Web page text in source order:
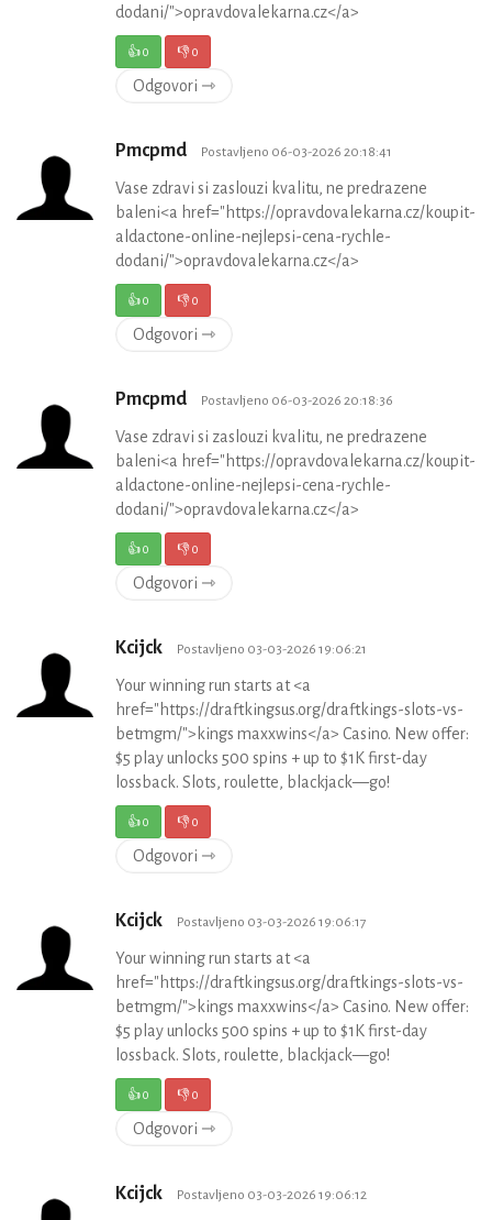
dodani/">opravdovalekarna.cz</a>
👍0 👎0
Odgovori ⇾
Pmcpmd Postavljeno 06-03-2026 20:18:41
Vase zdravi si zaslouzi kvalitu, ne predrazene
baleni<a href="https://opravdovalekarna.cz/koupit-
aldactone-online-nejlepsi-cena-rychle-
dodani/">opravdovalekarna.cz</a>
👍0 👎0
Odgovori ⇾
Pmcpmd Postavljeno 06-03-2026 20:18:36
Vase zdravi si zaslouzi kvalitu, ne predrazene
baleni<a href="https://opravdovalekarna.cz/koupit-
aldactone-online-nejlepsi-cena-rychle-
dodani/">opravdovalekarna.cz</a>
👍0 👎0
Odgovori ⇾
Kcijck Postavljeno 03-03-2026 19:06:21
Your winning run starts at <a
href="https://draftkingsus.org/draftkings-slots-vs-
betmgm/">kings maxxwins</a> Casino. New offer:
$5 play unlocks 500 spins + up to $1K first-day
lossback. Slots, roulette, blackjack—go!
👍0 👎0
Odgovori ⇾
Kcijck Postavljeno 03-03-2026 19:06:17
Your winning run starts at <a
href="https://draftkingsus.org/draftkings-slots-vs-
betmgm/">kings maxxwins</a> Casino. New offer:
$5 play unlocks 500 spins + up to $1K first-day
lossback. Slots, roulette, blackjack—go!
👍0 👎0
Odgovori ⇾
Kcijck Postavljeno 03-03-2026 19:06:12